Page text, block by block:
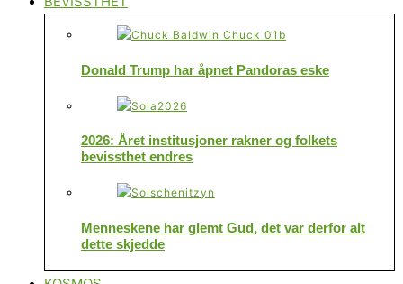
Donald Trump har åpnet Pandoras eske
2026: Året institusjoner rakner og folkets
bevissthet endres
Menneskene har glemt Gud, det var derfor alt
dette skjedde